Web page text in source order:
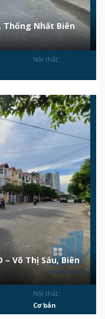
Thống Nhất Biên
Nội thất:
– Võ Thị Sáu, Biên
Nội thất:
Cơ bản